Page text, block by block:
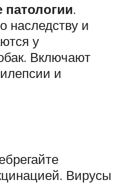
патологии.
наследству и
у
Включают
и
Вирусы